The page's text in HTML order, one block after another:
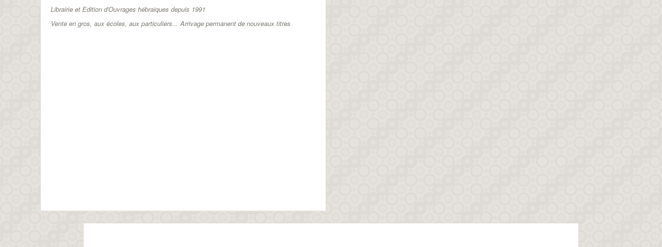
Librairie et Edition d'Ouvrages hébraiques depuis 1991
Vente en gros, aux écoles, aux particuliers...Arrivage permanent de nouveaux titres